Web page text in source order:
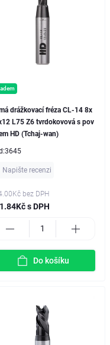
drážkovací fréza CL-14 8x
L75 Z6 tvrdokovová s pov
HD (Tchaj-wan)
3645
Napište recenzi
bez DPH
s DPH
Do košíku